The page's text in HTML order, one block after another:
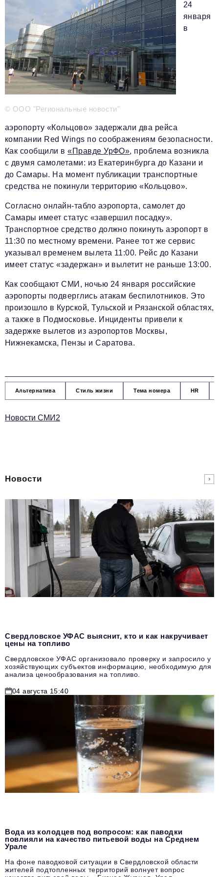
Телефон редакции:+7 495 727-01-67
Электронные почты редакции:
Информационный отдел
info@business-magazine.online
Отдел рекламы
reklama@business-magazine.online
podpiska@business-magazine.online
Отдел по работе с партнерами
partner@business-magazine.online
© ООО "Региональные новости"
24
января
в
аэропорту «Кольцово» задержали два рейса
компании Red Wings по соображениям безопасности.
Как сообщили в«Правде УрФО», проблема возникла
с двумя самолетами: из Екатеринбурга до Казани и
до Самары. На момент публикации транспортные
средства не покинули территорию «Кольцово».
Согласно онлайн-табло аэропорта, самолет до
Самары имеет статус «завершил посадку».
Транспортное средство должно покинуть аэропорт в
11:30 по местному времени. Ранее тот же сервис
указывал временем вылета 11:00. Рейс до Казани
имеет статус «задержан» и вылетит не раньше 13:00.
Как сообщают СМИ, ночью 24 января российские
аэропорты подверглись атакам беспилотников. Это
произошло в Курской, Тульской и Рязанской областях,
а также в Подмосковье. Инциденты привели к
задержке вылетов из аэропортов Москвы,
Нижнекамска, Пензы и Саратова.
Альтернатива Стиль жизни Тема номера HR
Новости СМИ2
Новости
Свердловское УФАС выяснит, кто и как накручивает
цены на топливо
Свердловское УФАС организовало проверку и запросило у
хозяйствующих субъектов информацию, необходимую для
анализа ценообразования на топливо.
04 августа 15:40
Вода из колодцев под вопросом: как паводки
повлияли на качество питьевой воды на Среднем
Урале
На фоне паводковой ситуации в Свердловской области
жителей подтопленных территорий волнует вопрос